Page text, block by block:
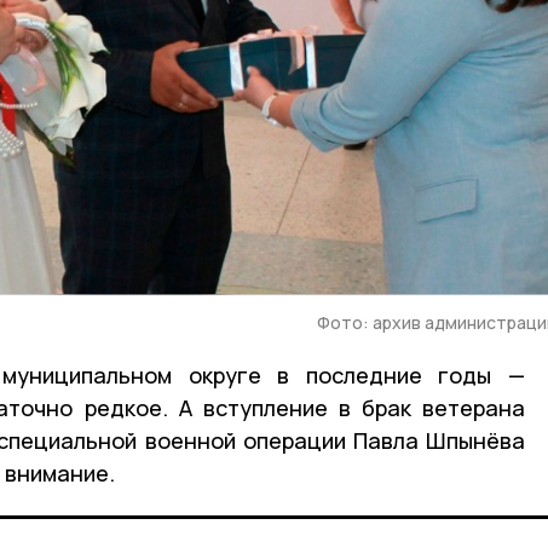
Фото: архив
округе в последние годы —
редкое. А вступление в брак ветерана
военной операции Павла Шпынёва